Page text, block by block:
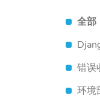
全部
错误
环境